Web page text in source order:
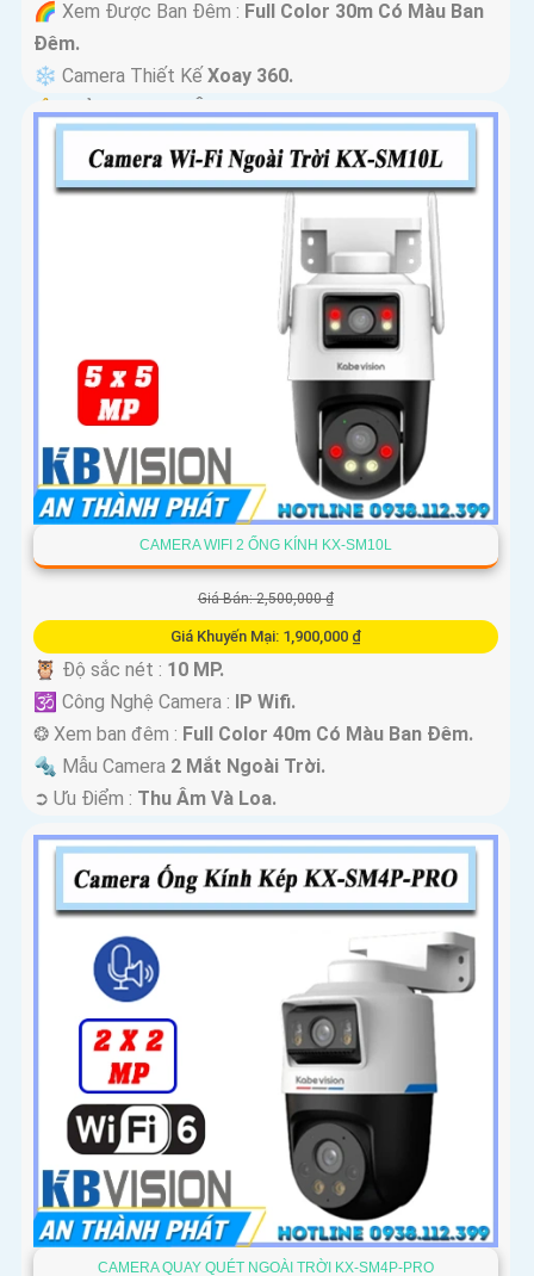
🌈 Xem Được Ban Đêm : Full Color 30m Có Màu Ban
Ðêm.
❄ Camera Thiết Kế Xoay 360.
️🔔 Khả Năng :Thu Âm Và Loa.
CAMERA WIFI 2 ỐNG KÍNH KX-SM10L
Giá Bán: 2,500,000 ₫
Giá Khuyến Mại: 1,900,000 ₫
🦉 Độ sắc nét : 10 MP.
🕉️ Công Nghệ Camera : IP Wifi.
❂ Xem ban đêm : Full Color 40m Có Màu Ban Ðêm.
🔩 Mẫu Camera 2 Mắt Ngoài Trời.
️➲ Ưu Điểm : Thu Âm Và Loa.
CAMERA QUAY QUÉT NGOÀI TRỜI KX-SM4P-PRO